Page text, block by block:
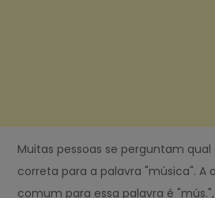
Muitas pessoas se perguntam
correta para a palavra "música". A
comum para essa palavra é